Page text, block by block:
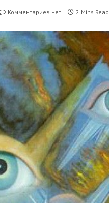
Комментариев нет 2 Mins Read